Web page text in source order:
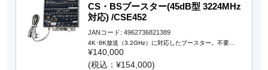
CS・BSブースター(45dB型 3224MHz
対応) /CSE452
JANコード: 4962736821389
4K･8K放送（3.2GHz）に対応したブースター。不要…
¥140,000
(税込：¥154,000)